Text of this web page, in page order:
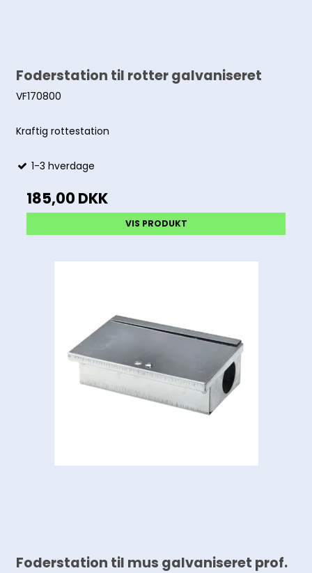
Foderstation til rotter galvaniseret
VF170800
Kraftig rottestation
1-3 hverdage
185,00 DKK
VIS PRODUKT
Foderstation til mus galvaniseret prof.